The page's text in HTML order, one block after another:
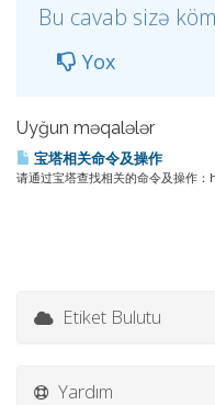
Bu cavab sizə
Yox
Uyğun məqalələr
宝塔相关命令及操作
请通过宝塔查找相关的命令及操作
Etiket Bulutu
Yardım